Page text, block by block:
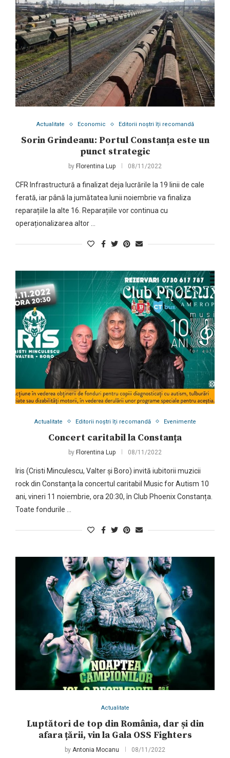
Actualitate Economic Editorii noștri îți recomandă
Sorin Grindeanu: Portul Constanța este un
punct strategic
by Florentina Lup 08/11/2022
CFR Infrastructură a finalizat deja lucrările la 19 linii de cale
ferată, iar până la jumătatea lunii noiembrie va finaliza
reparațiile la alte 16. Reparațiile vor continua cu
operaționalizarea altor …
Actualitate Editorii noștri îți recomandă Evenimente
Concert caritabil la Constanța
by Florentina Lup 08/11/2022
Iris (Cristi Minculescu, Valter și Boro) invită iubitorii muzicii
rock din Constanţa la concertul caritabil Music for Autism 10
ani, vineri 11 noiembrie, ora 20:30, în Club Phoenix Constanța.
Toate fondurile …
Actualitate
Luptători de top din România, dar și din
afara țării, vin la Gala OSS Fighters
by Antonia Mocanu 08/11/2022